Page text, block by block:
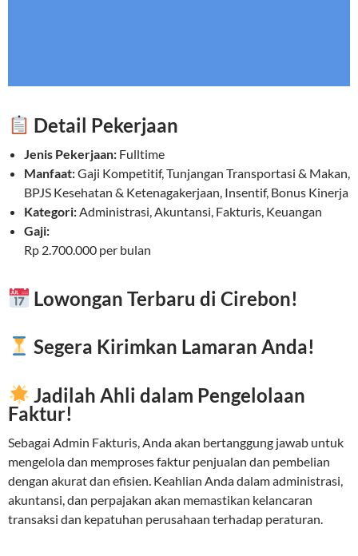
Detail Pekerjaan
Jenis Pekerjaan: Fulltime
Manfaat:Gaji Kompetitif, Tunjangan Transportasi & Makan,
BPJS Kesehatan & Ketenagakerjaan, Insentif, Bonus Kinerja
Kategori: Administrasi, Akuntansi, Fakturis, Keuangan
Gaji:
Rp 2.700.000 per bulan
Lowongan Terbaru di Cirebon!
Segera Kirimkan Lamaran Anda!
Jadilah Ahli dalam Pengelolaan
Faktur!
Sebagai Admin Fakturis, Anda akan bertanggung jawab untuk
mengelola dan memproses faktur penjualan dan pembelian
dengan akurat dan efisien. Keahlian Anda dalam administrasi,
akuntansi, dan perpajakan akan memastikan kelancaran
transaksi dan kepatuhan perusahaan terhadap peraturan.